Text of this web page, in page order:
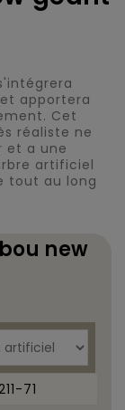
apportera
Cet
réaliste ne
et a une
artificiel
tout au long
new
71